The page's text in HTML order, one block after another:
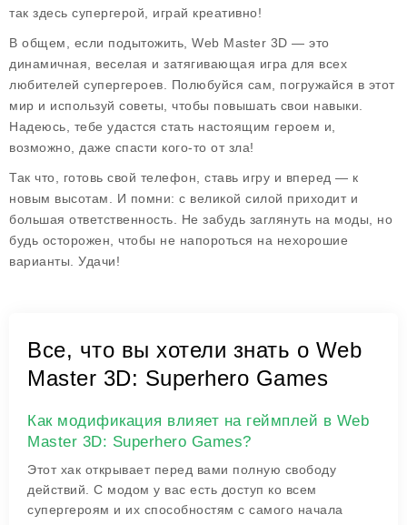
так здесь супергерой, играй креативно!
В общем, если подытожить, Web Master 3D — это
динамичная, веселая и затягивающая игра для всех
любителей супергероев. Полюбуйся сам, погружайся в этот
мир и используй советы, чтобы повышать свои навыки.
Надеюсь, тебе удастся стать настоящим героем и,
возможно, даже спасти кого-то от зла!
Так что, готовь свой телефон, ставь игру и вперед — к
новым высотам. И помни: с великой силой приходит и
большая ответственность. Не забудь заглянуть на моды, но
будь осторожен, чтобы не напороться на нехорошие
варианты. Удачи!
Все, что вы хотели знать о Web
Master 3D: Superhero Games
Как модификация влияет на геймплей в Web
Master 3D: Superhero Games?
Этот хак открывает перед вами полную свободу
действий. С модом у вас есть доступ ко всем
супергероям и их способностям с самого начала